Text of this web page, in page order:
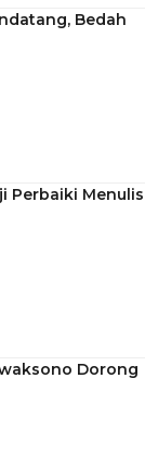
Bedah
Perbaiki Menulis
Dorong